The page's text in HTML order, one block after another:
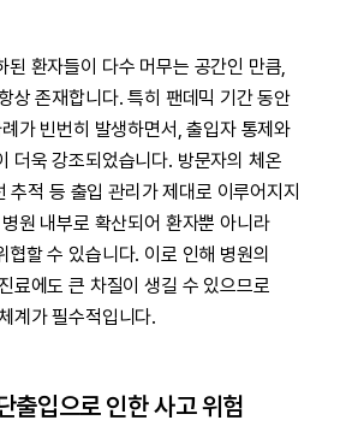
된 환자들이 다수 머무는 공간인 만큼,
상 존재합니다. 특히 팬데믹 기간 동안
가 빈번히 발생하면서, 출입자 통제와
더욱 강조되었습니다. 방문자의 체온
추적 등 출입 관리가 제대로 이루어지지
원 내부로 확산되어 환자뿐 아니라
협할 수 있습니다. 이로 인해 병원의
료에도 큰 차질이 생길 수 있으므로
계가 필수적입니다.
출입으로 인한 사고 위험